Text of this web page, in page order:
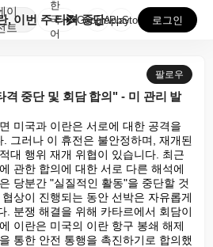
이
트
"미국과 이란, 이번 주 타격 중단 및 회담 합의" -...
한
국
어
GooglePlay
AppStore 로그인
팔로우
격 중단 및 회담 합의" - 미 관리 발
미국과 이란은 서로에 대한 공격을
그러나 이 휴전은 불안정하며, 재개된
대 행위 재개 위협이 있습니다. 최근
관한 합의에 대한 서로 다른 해석에
당분간 "실질적인 활동"을 중단할 것
상이 진행되는 동안 선박은 자유롭게
. 분쟁 해결을 위해 카타르에서 회담이
이란은 미국의 이란 항구 봉쇄 해제
통한 안전 통행을 촉진하기로 합의했